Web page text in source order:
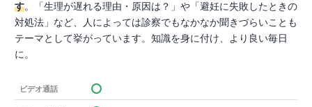
す。「生理が遅れる理由・原因は？」や「避妊に失敗したときの
対処法」など、人によっては診察でもなかなか聞きづらいことも
テーマとして挙がっています。知識を身に付け、より良い毎日
に。
ビデオ通話